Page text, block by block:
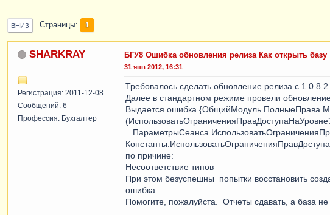
ВНИЗ Страницы 1
SHARKRAY
Регистрация: 2011-12-08
Сообщений: 6
Профессия: Бухгалтер
БГУ8 Ошибка обновления релиза Как открыть базу
31 янв 2012, 16:31
Требовалось сделать обновление релиза с
Далее в стандартном режиме провели
Выдается ошибка
по причине:
Несоответствие типов
При этом безуспешны попытки восстановить
ошибка.
Помогите, пожалуйста. Отчеты сдавать, а база